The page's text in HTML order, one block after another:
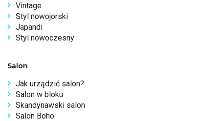
Vintage
Styl nowojorski
Japandi
Styl nowoczesny
Salon
Jak urządzić salon?
Salon w bloku
Skandynawski salon
Salon Boho